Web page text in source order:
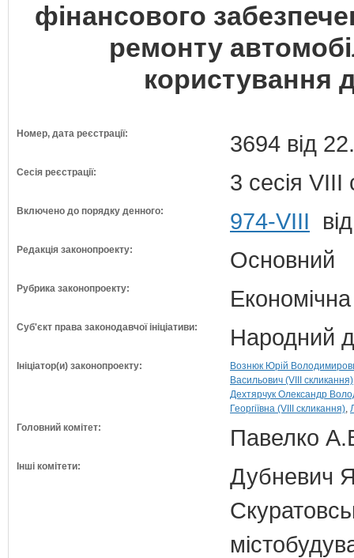
фінансового
ремонту
користування
Номер, дата реєстрації: 3694 від
Сесія реєстрації: 3 сесія VIII
Включено до порядку денного: 974-VIII
Редакція законопроекту: Основний
Рубрика законопроекту:
Суб'єкт права законодавчої ініціативи: Народний
Ініціатор(и) законопроекту:
Вознюк Юрій
Васильович (VIII скликання)
Дехтярчук Олександр
Георгіївна (VIII скликання)
Головний комітет:
Павелко
Інші комітети:
Дубневич